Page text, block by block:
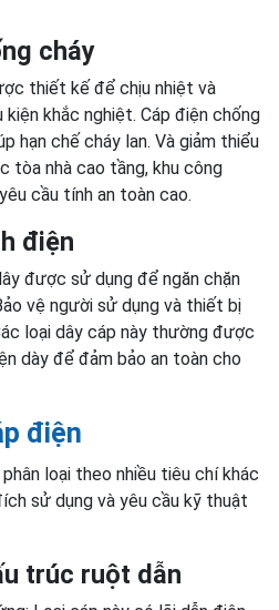
cháy
thiết kế để chịu nhiệt và
khắc nghiệt. Cáp điện chống
hạn chế cháy lan. Và giảm thiểu
tòa nhà cao tầng, khu công
cầu tính an toàn cao.
điện
được sử dụng để ngăn chặn
vệ người sử dụng và thiết bị
loại dây cáp này thường được
dày để đảm bảo an toàn cho
điện
loại theo nhiều tiêu chí khác
sử dụng và yêu cầu kỹ thuật
trúc ruột dẫn